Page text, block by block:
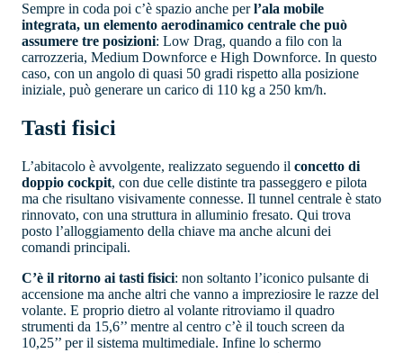
Sempre in coda poi c’è spazio anche perl’ala mobile
integrata, un elemento aerodinamico centrale che può
assumere tre posizioni: Low Drag, quando a filo con la
carrozzeria, Medium Downforce e High Downforce. In questo
caso, con un angolo di quasi 50 gradi rispetto alla posizione
iniziale, può generare un carico di 110 kg a 250 km/h.
Tasti fisici
L’abitacolo è avvolgente, realizzato seguendo il concetto di
doppio cockpit, con due celle distinte tra passeggero e pilota
ma che risultano visivamente connesse. Il tunnel centrale è stato
rinnovato, con una struttura in alluminio fresato. Qui trova
posto l’alloggiamento della chiave ma anche alcuni dei
comandi principali.
C’è il ritorno ai tasti fisici: non soltanto l’iconico pulsante di
accensione ma anche altri che vanno a impreziosire le razze del
volante. E proprio dietro al volante ritroviamo il quadro
strumenti da 15,6’’ mentre al centro c’è il touch screen da
10,25’’ per il sistema multimediale. Infine lo schermo